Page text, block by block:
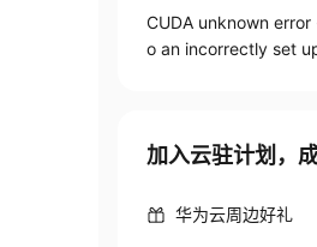
CUDA unknown
o an incorrectly set
加入云驻计划，
华为云周边好礼